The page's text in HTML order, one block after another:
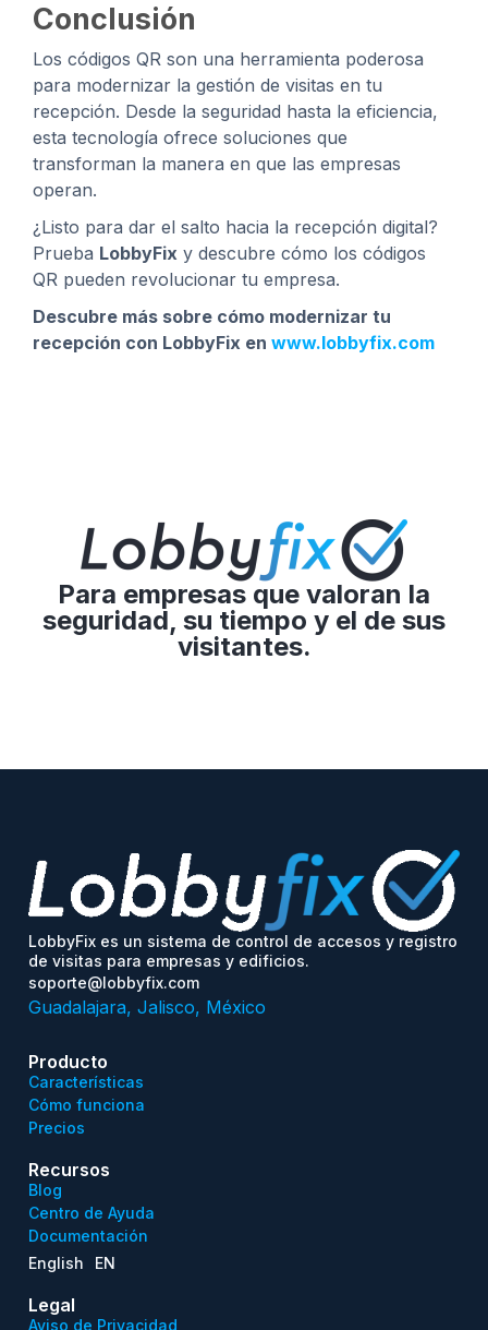
Conclusión
Los códigos QR son una herramienta poderosa
para modernizar la gestión de visitas en tu
recepción. Desde la seguridad hasta la eficiencia,
esta tecnología ofrece soluciones que
transforman la manera en que las empresas
operan.
¿Listo para dar el salto hacia la recepción digital?
Prueba LobbyFix y descubre cómo los códigos
QR pueden revolucionar tu empresa.
Descubre más sobre cómo modernizar tu
recepción con LobbyFix en www.lobbyfix.com
Para empresas que valoran la
seguridad, su tiempo y el de sus
visitantes.
LobbyFix es un sistema de control de accesos y registro
de visitas para empresas y edificios.
soporte@lobbyfix.com
Guadalajara, Jalisco, México
Producto
Características
Cómo funciona
Precios
Recursos
Blog
Centro de Ayuda
Documentación
English
EN
Legal
Aviso de Privacidad